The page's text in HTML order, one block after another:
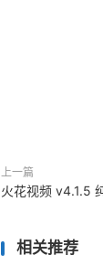
上一篇
火花视频 v4.1.5
相关推荐